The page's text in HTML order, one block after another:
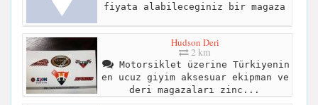
fiyata alabileceginiz bir magaza
Hudson Deri
2 km
Motorsiklet üzerine Türkiyenin
en ucuz giyim aksesuar ekipman ve
deri magazaları zinc...